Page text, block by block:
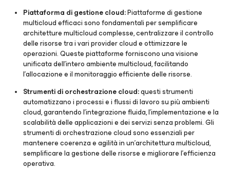
Piattaforma di gestione cloud:Piattaforme di gestione
multicloud efficaci sono fondamentali per semplificare
architetture multicloud complesse, centralizzare il controllo
delle risorse tra i vari provider cloud e ottimizzare le
operazioni. Queste piattaforme forniscono una visione
unificata dell'intero ambiente multicloud, facilitando
l'allocazione e il monitoraggio efficiente delle risorse.
Strumenti di orchestrazione cloud:questi strumenti
automatizzano i processi e i flussi di lavoro su più ambienti
cloud, garantendo l'integrazione fluida, l'implementazione e la
scalabilità delle applicazioni e dei servizi senza problemi. Gli
strumenti di orchestrazione cloud sono essenziali per
mantenere coerenza e agilità in un'architettura multicloud,
semplificare la gestione delle risorse e migliorare l'efficienza
operativa.